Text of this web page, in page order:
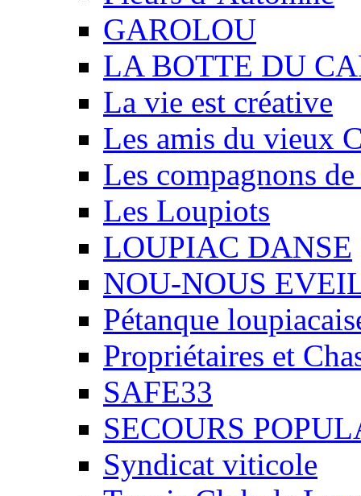
GAROLOU
LA BOTTE DU
La vie est créative
Les amis du vieux
Les compagnons
Les Loupiots
LOUPIAC DANSE
NOU-NOUS
Pétanque
Propriétaires et
SAFE33
SECOURS
Syndicat viticole